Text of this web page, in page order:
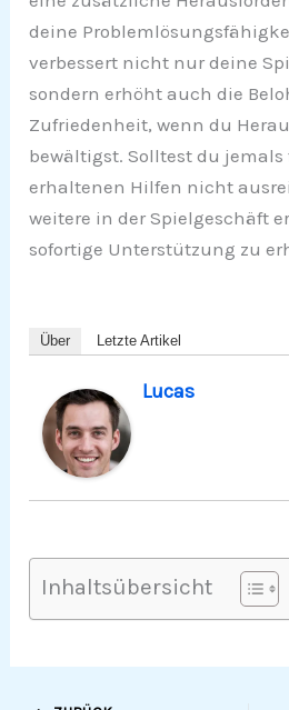
deine
verbessert nicht nur deine
sondern erhöht auch die
Zufriedenheit, wenn du
bewältigst. Solltest du
erhaltenen Hilfen nicht
weitere in der Spielgeschäft
sofortige Unterstützung zu
Über Letzte Artikel
Lucas
Inhaltsübersicht